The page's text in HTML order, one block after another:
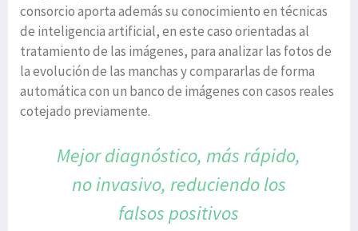
consorcio aporta además su conocimiento en técnicas
de inteligencia artificial, en este caso orientadas al
tratamiento de las imágenes, para analizar las fotos de
la evolución de las manchas y compararlas de forma
automática con un banco de imágenes con casos reales
cotejado previamente.
Mejor diagnóstico, más rápido,
no invasivo, reduciendolos
falsos positivos